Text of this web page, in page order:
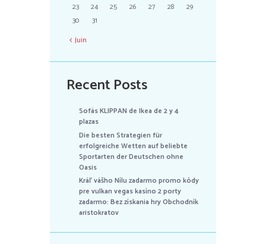
23
24 25 26 27 28
29
30
31
Juin
Recent Posts
Sofás KLIPPAN de Ikea de 2 y 4
plazas
Die besten Strategien für
erfolgreiche Wetten auf beliebte
Sportarten der Deutschen ohne
Oasis
Kráľ vášho Nílu zadarmo promo kódy
pre vulkan vegas kasíno 2 porty
zadarmo: Bez získania hry Obchodník
aristokratov